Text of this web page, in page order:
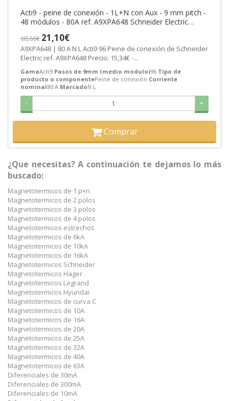
Acti9 - peine de conexión - 1L+N con Aux - 9 mm pitch -
48 módulos - 80A ref. A9XPA648 Schneider Electric
68,66€ 21,10€
A9XPA648 | 80 A N L Acti9 96 Peine de conexión de Schneider
Electric ref. A9XPA648 Precio: 15,34€ -...
GamaActi9 Pasos de 9mm (medio modulo)96 Tipo de
producto o componentePeine de conexión Corriente
nominal80 A MarcadoN L
- +
Comprar
¿Que necesitas? A continuación te dejamos lo más
buscado:
Magnetotermicos de 1 p+n
Magnetotermicos de 2 polos
Magnetotermicos de 3 polos
Magnetotermicos de 4 polos
Magnetotermicos estrechos
Magnetotermicos de 6kA
Magnetotermicos de 10kA
Magnetotermicos de 16kA
Magnetotermicos Schneider
Magnetotermicos Hager
Magnetotermicos Legrand
Magnetotermicos Hyundai
Magnetotermicos de curva C
Magnetotermicos de 10A
Magnetotermicos de 16A
Magnetotermicos de 20A
Magnetotermicos de 25A
Magnetotermicos de 32A
Magnetotermicos de 40A
Magnetotermicos de 63A
Diferenciales de 30mA
Diferenciales de 300mA
Diferenciales de 10mA